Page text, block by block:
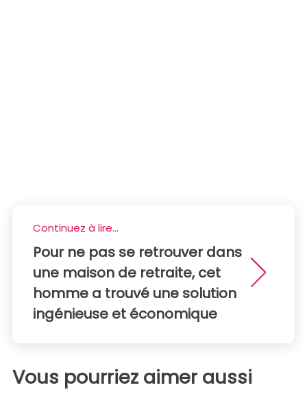
Continuez à lire...
Pour ne pas se retrouver dans
une maison de retraite, cet
homme a trouvé une solution
ingénieuse et économique
Vous pourriez aimer aussi